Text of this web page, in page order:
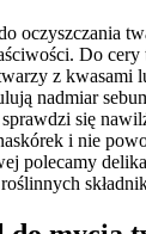
oczyszczania
Do
z kwasami
nadmiar
się
i nie
polecamy